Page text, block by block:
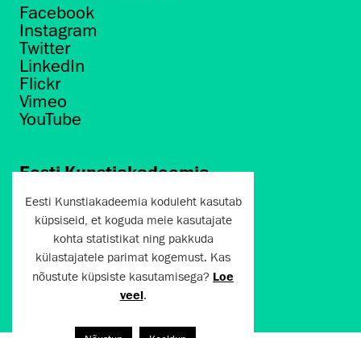
Facebook
Instagram
Twitter
LinkedIn
Flickr
Vimeo
YouTube
Eesti Kunstiakadeemia
Põhja puiestee 7
Tallinn 10412
artun@artun.ee
+372 6267301
Liitu uudiskirjaga!
Eesti Kunstiakadeemia koduleht kasutab
küpsiseid, et koguda meie kasutajate
kohta statistikat ning pakkuda
külastajatele parimat kogemust. Kas
nõustute küpsiste kasutamisega? Loe
veel.